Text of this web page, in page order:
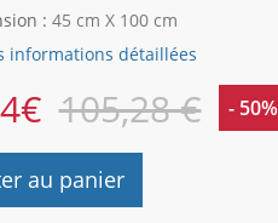
: 45 cm X 100 cm
informations détaillées
€ 105,28 € - 50%
au panier